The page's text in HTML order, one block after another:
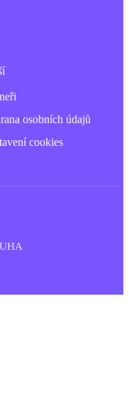
osobních údajů
cookies